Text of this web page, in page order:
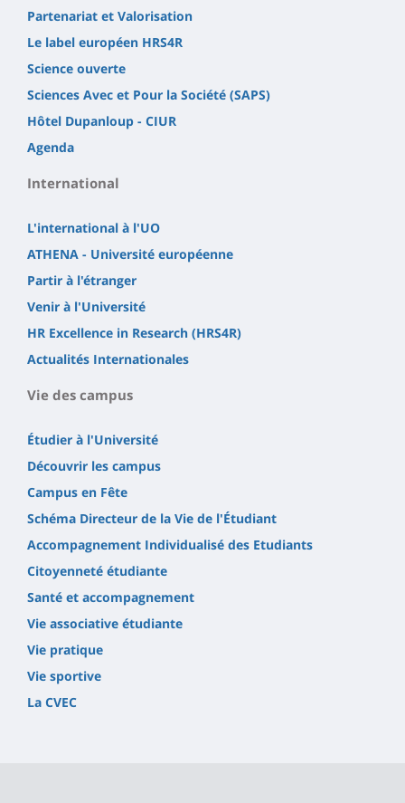
Partenariat et Valorisation
Le label européen HRS4R
Science ouverte
Sciences Avec et Pour la Société (SAPS)
Hôtel Dupanloup - CIUR
Agenda
International
L'international à l'UO
ATHENA - Université européenne
Partir à l'étranger
Venir à l'Université
HR Excellence in Research (HRS4R)
Actualités Internationales
Vie des campus
Étudier à l'Université
Découvrir les campus
Campus en Fête
Schéma Directeur de la Vie de l'Étudiant
Accompagnement Individualisé des Etudiants
Citoyenneté étudiante
Santé et accompagnement
Vie associative étudiante
Vie pratique
Vie sportive
La CVEC